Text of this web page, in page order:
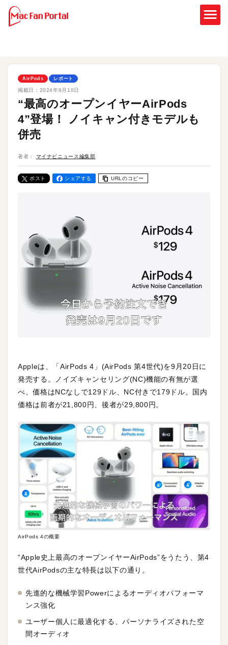
AirPods レポート
掲載日： 2024年9月10日
“最高のオープンイヤーAirPods
4”登場！ ノイキャン付きモデルも
併売
著者： マイナビニュース編集部
ポスト シェアする URLのコピー
Appleは、「AirPods 4」(AirPods 第4世代)を9月20日に
発売する。ノイズキャンセリング(NC)機能の有無が選
べ、価格はNCなしで129ドル、NC付きで179ドル。国内
価格は前者が21,800円、後者が29,800円。
AirPods 4の概要
“Apple史上最高のオープンイヤーAirPods”をうたう、第4
世代AirPodsの主な特長は以下の通り。
先進的な機械学習Powerによるオーディオパフォーマ
ンス強化
ユーザー個人に最適化する、パーソナライズされた空
間オーディオ